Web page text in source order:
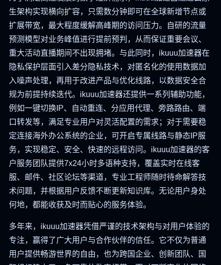
生架构实现横向扩容，只需数分钟即可在全球新增节点或
扩展带宽，最大程度缓解高峰期的访问压力。自研的流量
预测模型对业务峰值进行提前预判，从而保证重要会议、
重大活动直播期间不出现拥堵。与此同时，ikuuu加速器在
隐私保护层面引入差分隐私技术，对匿名化的使用数据加
入噪声处理，再用于改进产品与优化线路，以数据安全合
规为前提持续迭代。ikuuu加速器还提供一系列辅助功能，
例如一键切换IP、自动重连、分应用代理、旁路路由、端
口转发等，满足专业用户对灵活配置的需求；对于需要稳
定连接海外办公系统的企业，可开启专属线路与静态IP服
务，实现稳定、安全、快速的远程访问。ikuuu加速器的客
户服务团队提供7x24小时多语种支持，覆盖实时在线客
服、邮件、社区论坛等渠道，专业工程师随时待命解答技
术问题，并根据用户反馈不断更新知识库。无论用户身处
何地，都能收获及时而贴心的服务体验。
多年来，ikuuu加速器凭借严谨的技术架构与对用户体验的
专注，赢得了广大用户与合作伙伴的信任。它不仅为普通
用户提供畅游世界的自由，也为跨国企业、创新团队、国